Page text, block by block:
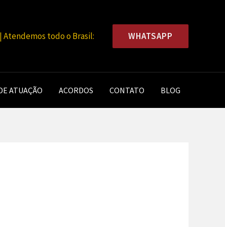
Atendemos todo o Brasil: WHATSAPP
ATUAÇÃO ACORDOS CONTATO BLOG